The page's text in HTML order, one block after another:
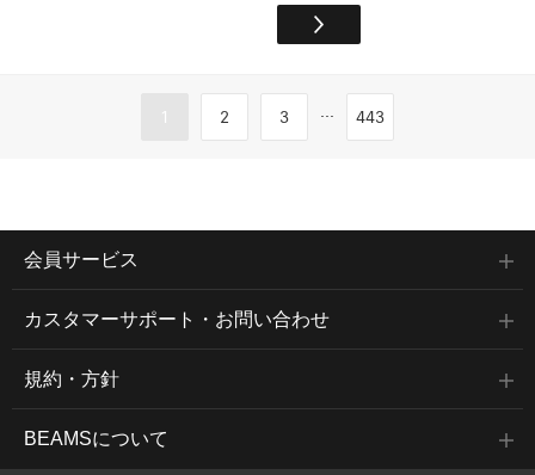
1 2 3 ... 443
会員サービス
カスタマーサポート・お問い合わせ
規約・方針
BEAMSについて